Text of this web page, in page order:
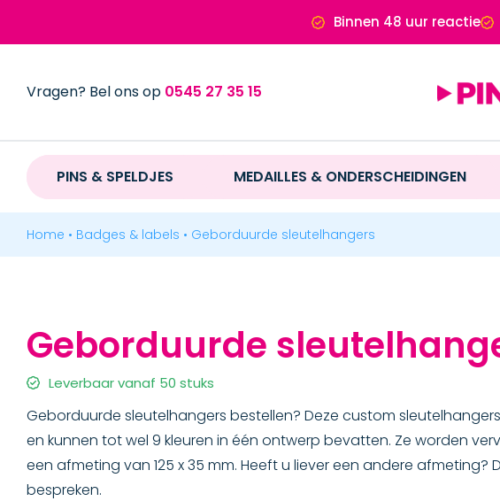
Binnen 48 uur reactie
Vragen? Bel ons op 0545 27 35 15
PINS & SPELDJES MEDAILLES & ONDERSCHEIDINGEN
Home • Badges & labels • Geborduurde sleutelhangers
Geborduurde
Leverbaar vanaf 50 stuks
Geborduurde sleutelhangers bestellen? Deze custom
en kunnen tot wel 9 kleuren in één ontwerp bevatten. Ze worden
een afmeting van 125 x 35 mm. Heeft u liever een andere afmeting?
bespreken.
PINS & SPELDJES
BADGES & LABELS
BADGES & LABELS
Geborduurde sleutelhangers